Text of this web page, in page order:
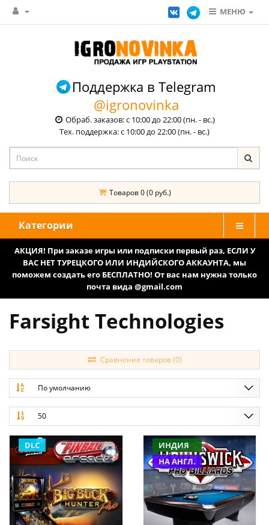
МЕНЮ
Поддержка в Telegram
@igronovinka
Обраб. заказов: с 10:00 до 22:00 (пн. - вс.)
Тех. поддержка: с 10:00 до 22:00 (пн. - вс.)
Товаров 0 (0 руб.)
Категории
АКЦИЯ! При заказе игры или подписки первый раз, ЕСЛИ У
ВАС НЕТ ТУРЕЦКОГО ИЛИ ИНДИЙСКОГО АККАУНТА, мы
поможем создать его БЕСПЛАТНО! От вас нам нужна только
почта вида @gmail.com
Farsight Technologies
Сравнение товаров (0)
По умолчанию
50
DLC
ИНДИЯ
НА АНГЛ.